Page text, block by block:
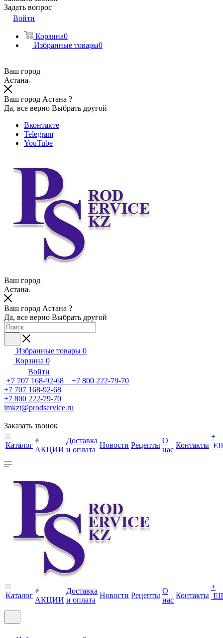
Задать вопрос
Войти
Корзина0
Избранные товары0
Ваш город
Астана
Ваш город Астана ?
Да, все верно Выбрать другой
Вконтакте
Telegram
YouTube
Ваш город
Астана
Ваш город Астана ?
Да, все верно Выбрать другой
Избранные товары 0
Корзина 0
Войти
+7 707 168-92-68 +7 800 222-79-70
+7 707 168-92-68
+7 800 222-79-70
imkzt@prodservice.ru
Заказать звонок
Каталог
АКЦИИ
Доставка
и оплата
Новости Рецепты
О
нас
Контакты
+
Каталог
АКЦИИ
Доставка
и оплата
Новости Рецепты
О
нас
Контакты
+